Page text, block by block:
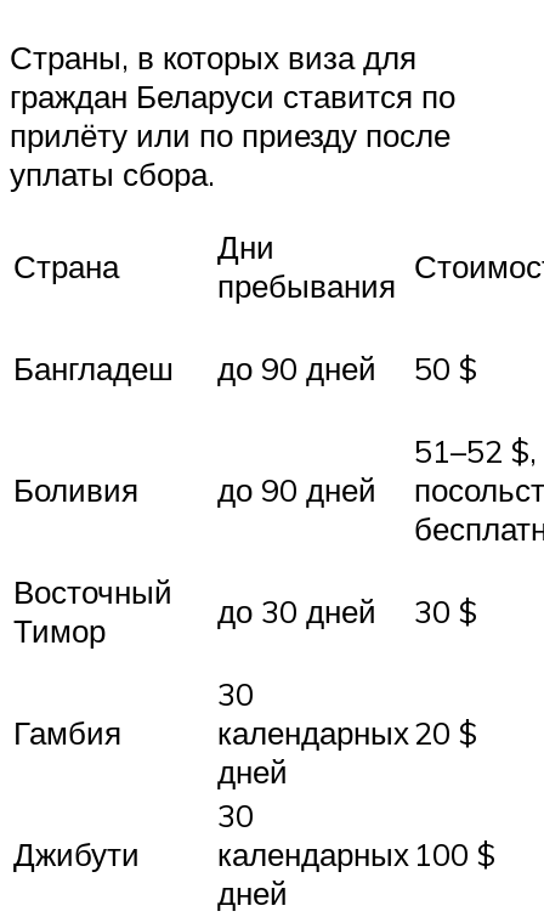
Страны, в которых виза для
граждан Беларуси ставится по
прилёту или по приезду после
уплаты сбора.
Страна
Дни
пребывания
Бангладеш до 90 дней 50 $
Боливия до 90 дней
51–52 $,
Восточный
Тимор
до 30 дней 30 $
Гамбия
30
календарных
дней
20 $
Джибути
30
календарных
дней
100 $